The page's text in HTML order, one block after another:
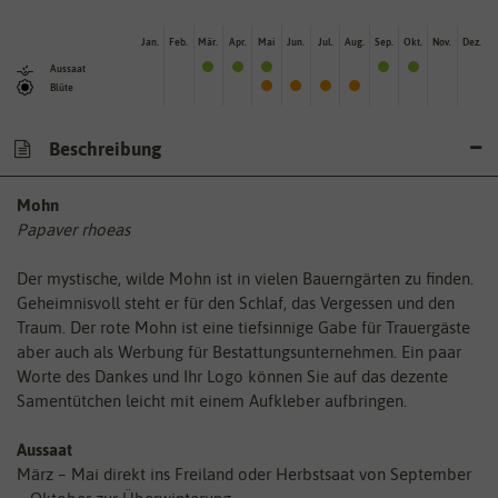
Aussaat
Blüte
Jan. Feb. Mär. Apr. Mai Jun. Jul. Aug. Sep. Okt. Nov. Dez.
Beschreibung
Mohn
Papaver rhoeas
Der mystische, wilde Mohn ist in vielen Bauerngärten zu finden.
Geheimnisvoll steht er für den Schlaf, das Vergessen und den
Traum. Der rote Mohn ist eine tiefsinnige Gabe für Trauergäste
aber auch als Werbung für Bestattungsunternehmen. Ein paar
Worte des Dankes und Ihr Logo können Sie auf das dezente
Samentütchen leicht mit einem Aufkleber aufbringen.
Aussaat
März – Mai direkt ins Freiland oder Herbstsaat von September